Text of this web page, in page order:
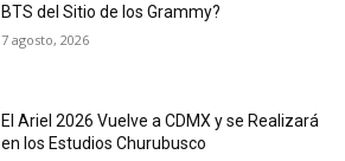
BTS del Sitio de los Grammy?
7 agosto, 2026
El Ariel 2026 Vuelve a CDMX y se Realizará
en los Estudios Churubusco